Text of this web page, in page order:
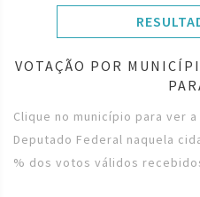
VOTAÇÃO POR
Clique no município para ver
Deputado Federal naquela
% dos votos válidos